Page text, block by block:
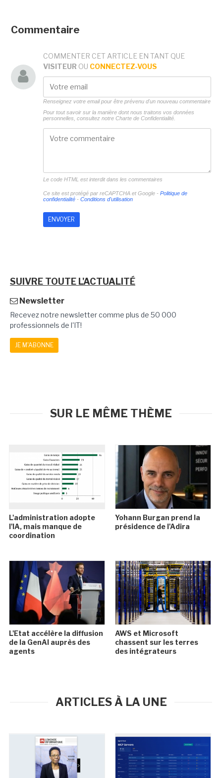
Commentaire
COMMENTER CET ARTICLE EN TANT QUE
VISITEUR OU CONNECTEZ-VOUS
Renseignez votre email pour être prévenu d'un nouveau commentaire
Pour tout savoir sur la manière dont nous traitons vos données
personnelles, consultez notre Charte de Confidentialité.
Le code HTML est interdit dans les commentaires
Ce site est protégé par reCAPTCHA et Google - Politique de
confidentialité- Conditions d'utilisation
SUIVRE TOUTE L'ACTUALITÉ
Newsletter
Recevez notre newsletter comme plus de 50 000
professionnels de l'IT!
JE M'ABONNE
SUR LE MÊME THÈME
L'administration adopte
l'IA, mais manque de
coordination
Yohann Burgan prend la
présidence de l'Adira
L'Etat accélère la diffusion
de la GenAI auprès des
agents
AWS et Microsoft
chassent sur les terres
des intégrateurs
ARTICLES À LA UNE